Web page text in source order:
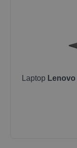
Laptop Lenovo